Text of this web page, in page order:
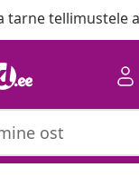
tarne tellimustele